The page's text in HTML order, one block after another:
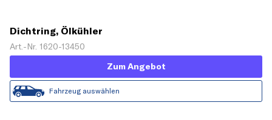
Dichtring, Ölkühler
Art.-Nr. 1620-13450
Zum Angebot
Fahrzeug auswählen